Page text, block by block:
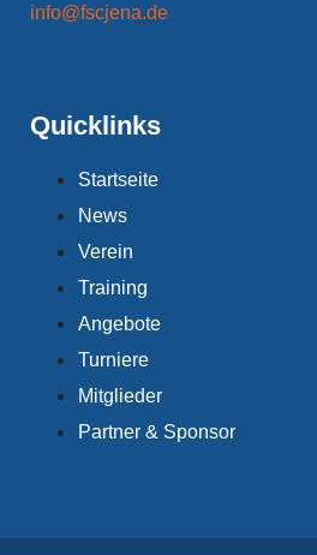
info@fscjena.de
Quicklinks
Startseite
News
Verein
Training
Angebote
Turniere
Mitglieder
Partner & Sponsor